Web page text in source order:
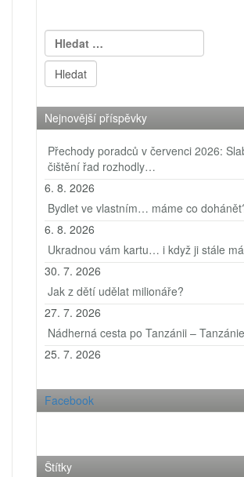
Vyhledávání
Nejnovější příspěvky
Přechody poradců v červenci 2026:
čištění řad rozhodly…
6. 8. 2026
Bydlet ve vlastním… máme co
6. 8. 2026
Ukradnou vám kartu… i když ji stále
30. 7. 2026
Jak z dětí udělat milionáře?
27. 7. 2026
Nádherná cesta po Tanzánii – Tanzánie
25. 7. 2026
Facebook
Štítky